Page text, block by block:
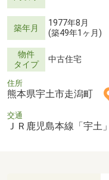
築年月
1977年8月
(築49年1ヶ月)
物件
タイプ
中古住宅
住所
熊本県宇土市走潟町
交通
ＪＲ鹿児島本線「宇土